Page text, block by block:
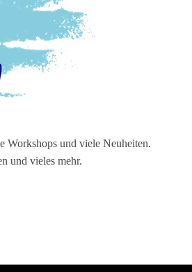
Workshops und viele Neuheiten.
und vieles mehr.